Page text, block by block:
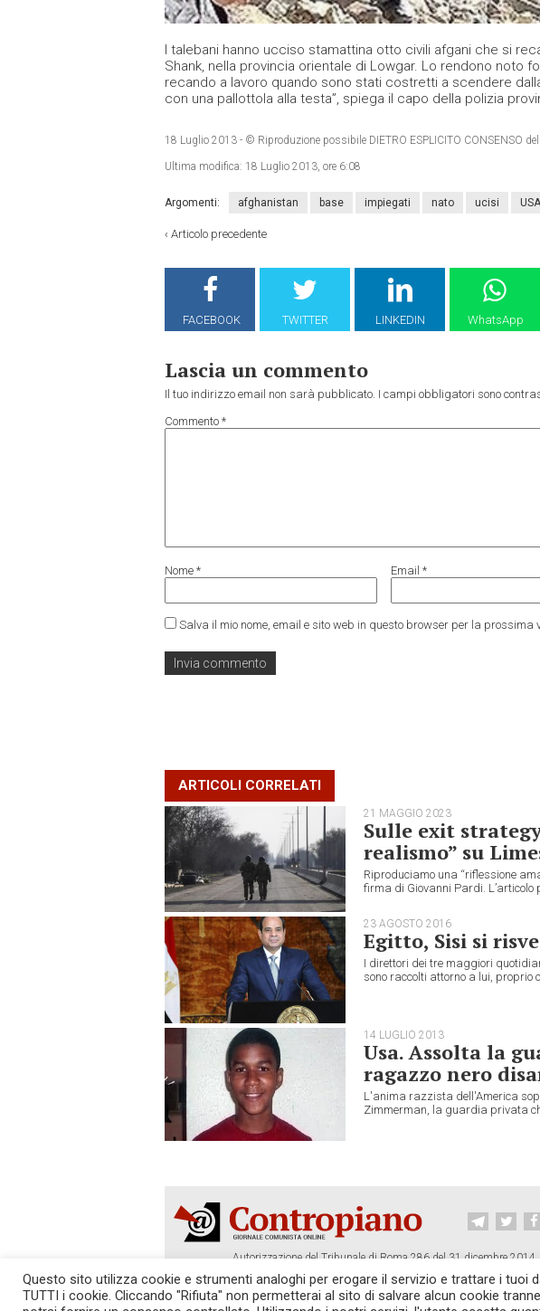
I talebani hanno ucciso stamattina otto civili afgani che si
Shank, nella provincia orientale di Lowgar. Lo rendono noto
recando a lavoro quando sono stati costretti a scendere
con una pallottola alla testa”, spiega il capo della polizia
18 Luglio 2013 - © Riproduzione possibile DIETRO ESPLICITO CONSENSO
Ultima modifica: 18 Luglio 2013, ore 6:08
Argomenti: afghanistan base impiegati nato ucisi USA
‹ Articolo precedente
FACEBOOK TWITTER LINKEDIN WhatsApp
Lascia un commento
Il tuo indirizzo email non sarà pubblicato. I campi obbligatori sono
Commento *
Nome * Email *
Salva il mio nome, email e sito web in questo browser per la prossima
ARTICOLI CORRELATI
21 MAGGIO 2023
Sulle exit
realismo” su
Riproduciamo una “riflessione
firma di Giovanni Pardi. L’articolo
23 AGOSTO 2016
Egitto, Sisi si
I direttori dei tre maggiori
sono raccolti attorno a lui, proprio
14 LUGLIO 2013
Usa. Assolta la
ragazzo nero
L'anima razzista dell'America
Zimmerman, la guardia privata
Autorizzazione del Tribunale di Roma 286 del 31 dicembre
Tel. 06.640.122.19 -
redazione@contropiano.org
SOSTIENICI! REDAZIONE CONTATTI TG
Questo sito utilizza cookie e strumenti analoghi per erogare il servizio e trattare i tuoi
TUTTI i cookie. Cliccando "Rifiuta" non permetterai al sito di salvare alcun cookie